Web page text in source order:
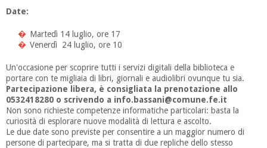
Date:
Martedì 14 luglio, ore 17
Venerdì 24 luglio, ore 10
Un'occasione per scoprire tutti i servizi digitali della biblioteca e
portare con te migliaia di libri, giornali e audiolibri ovunque tu sia.
Partecipazione libera, è consigliata la prenotazione allo
0532418280 o scrivendo a info.bassani@comune.fe.it
Non sono richieste competenze informatiche particolari: basta la
curiosità di esplorare nuove modalità di lettura e ascolto.
Le due date sono previste per consentire a un maggior numero di
persone di partecipare, ma si tratta di due repliche dello stesso